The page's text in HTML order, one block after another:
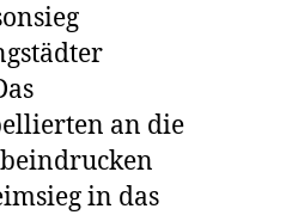
an die
in das